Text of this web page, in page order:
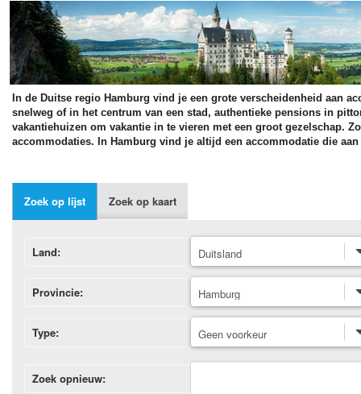
In de Duitse regio Hamburg vind je een grote verscheidenheid aan
snelweg of in het centrum van een stad, authentieke pensions in
vakantiehuizen om vakantie in te vieren met een groot gezelschap.
accommodaties. In Hamburg vind je altijd een accommodatie die
Zoek op lijst Zoek op kaart
Land:
Provincie:
Type:
Zoek opnieuw: